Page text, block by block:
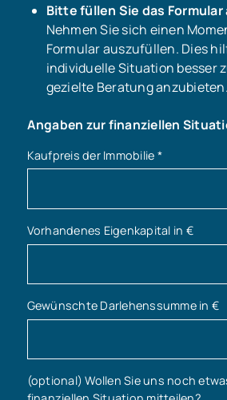
Bitte füllen Sie das Formular
Nehmen Sie sich einen
Formular auszufüllen. Dies
individuelle Situation besser
gezielte Beratung anzubieten.
Angaben zur finanziellen
Kaufpreis der Immobilie *
Vorhandenes Eigenkapital in €
Gewünschte Darlehenssumme in €
(optional) Wollen Sie uns noch